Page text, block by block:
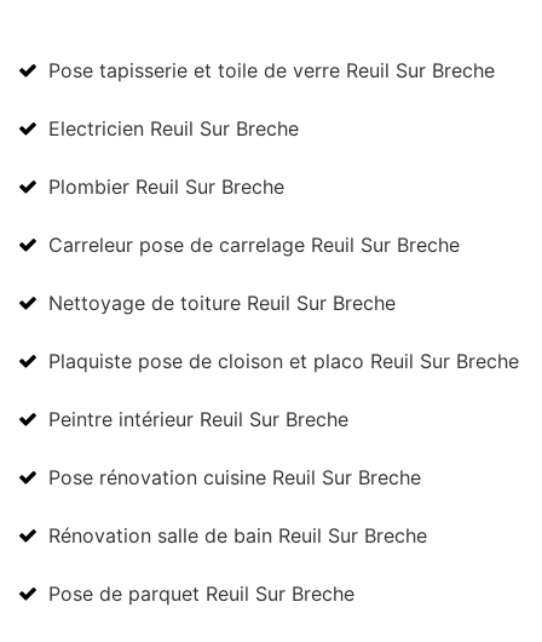
Pose tapisserie et toile de verre Reuil Sur Breche
Electricien Reuil Sur Breche
Plombier Reuil Sur Breche
Carreleur pose de carrelage Reuil Sur Breche
Nettoyage de toiture Reuil Sur Breche
Plaquiste pose de cloison et placo Reuil Sur Breche
Peintre intérieur Reuil Sur Breche
Pose rénovation cuisine Reuil Sur Breche
Rénovation salle de bain Reuil Sur Breche
Pose de parquet Reuil Sur Breche